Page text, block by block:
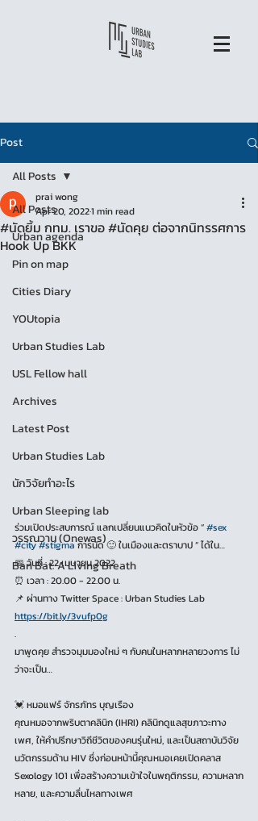
Post
All Posts
Urban agenda
Pin on map
Cities Diary
YOUtopia
Urban Studies Lab
USL Fellow hall
Archives
Latest Post
Urban Studies Lab
นักวิจัยทำอะไร
Urban Sleeping lab
วรรณวาน (Onewas)
Ban Bat: A Living Breath
All Posts
#นัดยิ้ม กทม. เราขอ #นัดคุย ต่อจากนิทรรศการ
Hook Up BKK
prai wong
Apr 20, 20221 min read
ร่วมเปิดประสบการณ์ แลกเปลี่ยนแนวคิดในหัวข้อ “ #sex
#city#stigma การนัด 🙂 ในเมืองและตราบาป ” ได้ใน…
📅 วันที่ : 22 เมษายน 2022
⏰ เวลา : 20.00 - 22.00 น.
📌 ผ่านทาง Twitter Space : Urban Studies Lab
https://bit.ly/3vufp0g
.
มาพูดคุย สำรวจมุมมองใหม่ ๆ กับคนในหลากหลายวงการ ไม่
ว่าจะเป็น…
💓 หมอแฟร์ จักรภัทร บุญเรือง
คุณหมอจากพริบตาคลินิก (IHRI) คลินิกดูแลสุขภาวะทาง
เพศ, ให้คำปรึกษาวิถีชีวิตของคนรุ่นใหม่, และเป็นสถาบันวิจัย
นวัตกรรมด้าน HIV ซึ่งก่อนหน้านี้คุณหมอเคยเปิดคลาส
Sexology 101 เพื่อสร้างความเข้าใจในพฤติกรรม, ความหลาก
หลาย, และความลื่นไหลทางเพศ